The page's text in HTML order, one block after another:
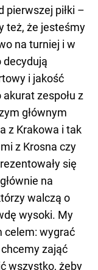
pierwszej piłki –
też, że jesteśmy
na turniej i w
i jakość
zespołu z
głównym
z Krakowa i tak
z Krosna czy
się
na
walczą o
wysoki. My
celem: wygrać
zająć
wszystko, żeby